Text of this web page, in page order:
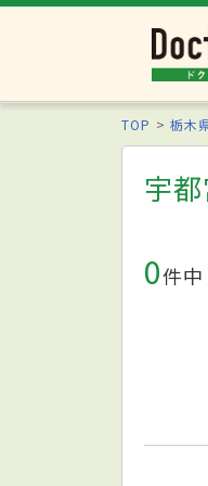
TOP 栃木
宇
0件中